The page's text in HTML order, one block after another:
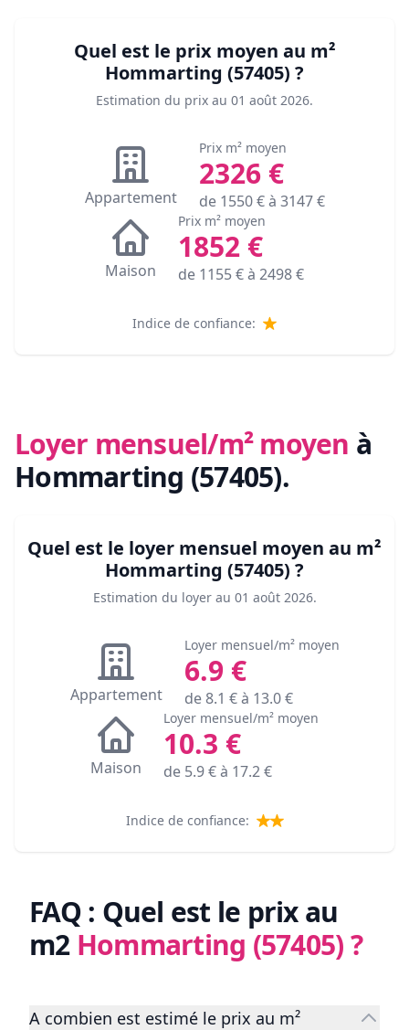
Quel est le prix moyen au m²
Hommarting (57405) ?
Estimation du prix au 01 août 2026.
Appartement
Prix m² moyen
2326€
de 1550€ à 3147€
Maison
Prix m² moyen
1852 €
de 1155€ à 2498€
Indice de confiance:
Loyer mensuel/m² moyen à
Hommarting (57405).
Quel est le loyer mensuel moyen au m²
Hommarting (57405) ?
Estimation du loyer au 01 août 2026.
Appartement
Loyer mensuel/m² moyen
6.9 €
de8.1 € à 13.0€
Maison
Loyer mensuel/m² moyen
10.3 €
de 5.9€ à 17.2€
Indice de confiance:
FAQ : Quel est le prix au
m2 Hommarting (57405)?
A combien est estimé le prix au m²